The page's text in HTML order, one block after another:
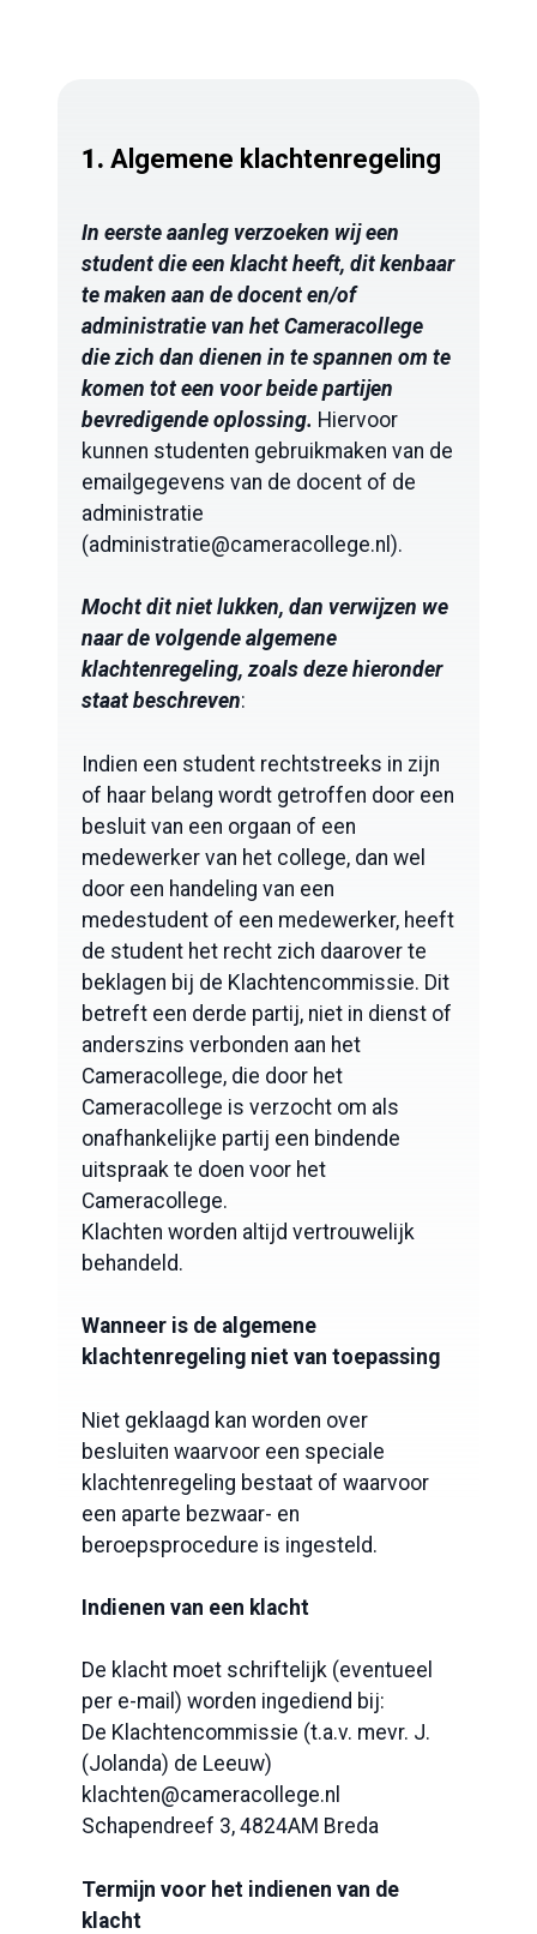
1. Algemene klachtenregeling
In eerste aanleg verzoeken wij een
student die een klacht heeft, dit kenbaar
te maken aan de docent en/of
administratie van het Cameracollege
die zich dan dienen in te spannen om te
komen tot een voor beide partijen
bevredigende oplossing. Hiervoor
kunnen studenten gebruikmaken van de
emailgegevens van de docent of de
administratie
(administratie@cameracollege.nl).
Mocht dit niet lukken, dan verwijzen we
naar de volgende algemene
klachtenregeling, zoals deze hieronder
staat beschreven:
Indien een student rechtstreeks in zijn
of haar belang wordt getroffen door een
besluit van een orgaan of een
medewerker van het college, dan wel
door een handeling van een
medestudent of een medewerker, heeft
de student het recht zich daarover te
beklagen bij de Klachtencommissie. Dit
betreft een derde partij, niet in dienst of
anderszins verbonden aan het
Cameracollege, die door het
Cameracollege is verzocht om als
onafhankelijke partij een bindende
uitspraak te doen voor het
Cameracollege.
Klachten worden altijd vertrouwelijk
behandeld.
Wanneer is de algemene
klachtenregeling niet van toepassing
Niet geklaagd kan worden over
besluiten waarvoor een speciale
klachtenregeling bestaat of waarvoor
een aparte bezwaar- en
beroepsprocedure is ingesteld.
Indienen van een klacht
De klacht moet schriftelijk (eventueel
per e-mail) worden ingediend bij:
De Klachtencommissie (t.a.v. mevr. J.
(Jolanda) de Leeuw)
klachten@cameracollege.nl
Schapendreef 3, 4824AM Breda
Termijn voor het indienen van de
klacht